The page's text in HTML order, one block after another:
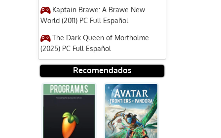
Kaptain Brawe: A Brawe New
World (2011) PC Full Español
The Dark Queen of Mortholme
(2025) PC Full Español
Recomendados